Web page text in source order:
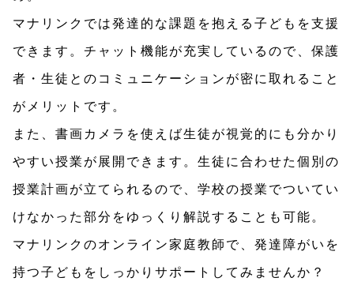
マナリンクでは発達的な課題を抱える子どもを支援
できます。チャット機能が充実しているので、保護
者・生徒とのコミュニケーションが密に取れること
がメリットです。
また、書画カメラを使えば生徒が視覚的にも分かり
やすい授業が展開できます。生徒に合わせた個別の
授業計画が立てられるので、学校の授業でついてい
けなかった部分をゆっくり解説することも可能。
マナリンクのオンライン家庭教師で、発達障がいを
持つ子どもをしっかりサポートしてみませんか？